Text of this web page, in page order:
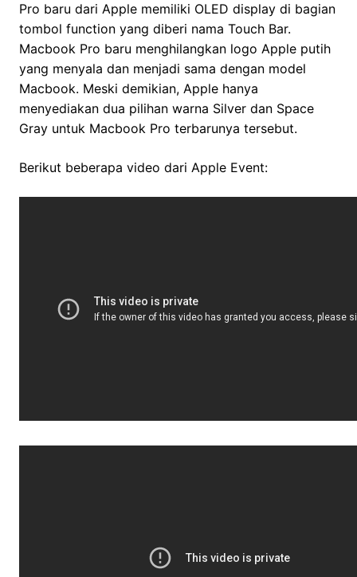
Pro baru dari Apple memiliki OLED display di bagian
tombol function yang diberi nama Touch Bar.
Macbook Pro baru menghilangkan logo Apple putih
yang menyala dan menjadi sama dengan model
Macbook. Meski demikian, Apple hanya
menyediakan dua pilihan warna Silver dan Space
Gray untuk Macbook Pro terbarunya tersebut.
Berikut beberapa video dari Apple Event: